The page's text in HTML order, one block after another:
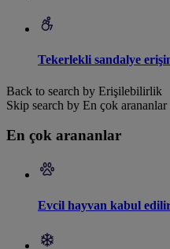
Tekerlekli sandalye
Back to search by Erişilebilirlik
Skip search by En çok arananlar
En çok arananlar
Evcil hayvan kabul